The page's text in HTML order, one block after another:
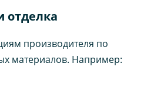
отделка
производителя по
материалов. Например: